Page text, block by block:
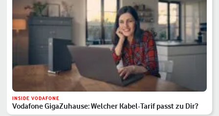
INSIDE VODAFONE
Vodafone GigaZuhause: Welcher Kabel-Tarif passt zu Dir?